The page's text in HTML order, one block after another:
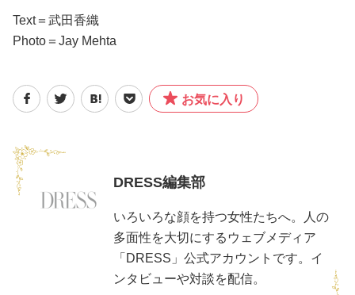
Text＝武田香織
Photo＝Jay Mehta
お気に入り
DRESS編集部
いろいろな顔を持つ女性たちへ。人の
多面性を大切にするウェブメディア
「DRESS」公式アカウントです。イ
ンタビューや対談を配信。